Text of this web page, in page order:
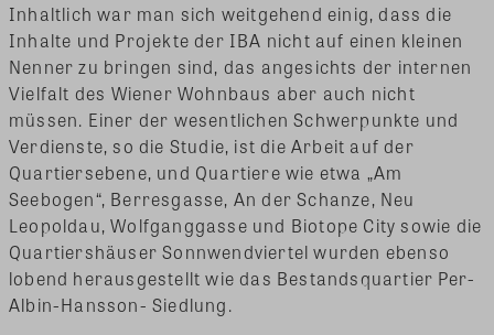
Inhaltlich war man sich weitgehend einig, dass die
Inhalte und Projekte der IBA nicht auf einen kleinen
Nenner zu bringen sind, das angesichts der internen
Vielfalt des Wiener Wohnbaus aber auch nicht
müssen. Einer der wesentlichen Schwerpunkte und
Verdienste, so die Studie, ist die Arbeit auf der
Quartiersebene, und Quartiere wie etwa „Am
Seebogen“, Berresgasse, An der Schanze, Neu
Leopoldau, Wolfganggasse und Biotope City sowie die
Quartiershäuser Sonnwendviertel wurden ebenso
lobend herausgestellt wie das Bestandsquartier Per-
Albin-Hansson- Siedlung.